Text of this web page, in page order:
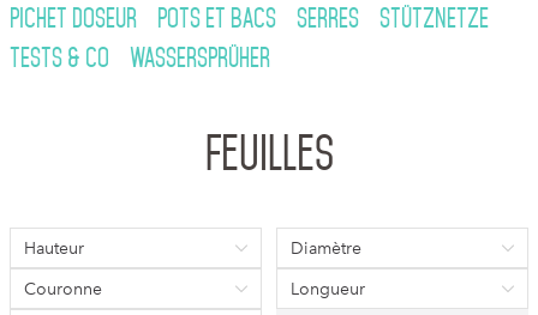
PICHET DOSEUR
POTS ET BACS SERRES
STÜTZNETZE
TESTS & CO
WASSERSPRÜHER
Feuilles
Hauteur
Diamètre
Couronne
Longueur